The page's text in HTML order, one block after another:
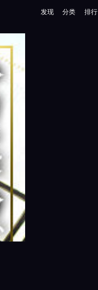
发现 分类 排行